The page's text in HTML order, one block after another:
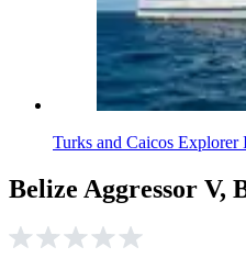
Turks and Caicos Explorer
Belize Aggressor V,